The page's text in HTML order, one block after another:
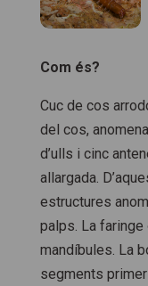
Com és?
Cuc de cos
del cos,
d’ulls i cinc
allargada.
estructures
palps. La
mandíbules. La
segments